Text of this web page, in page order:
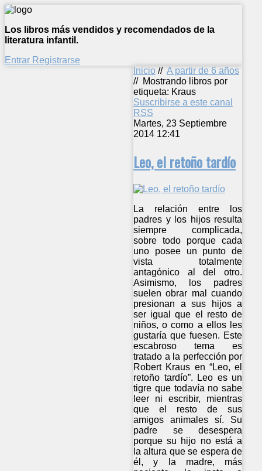
Los libros más vendidos y recomendados de la
literatura infantil.
Entrar Registrarse
Inicio // A partir de 6 años
// Mostrando libros por
etiqueta: Kraus
Suscribirse a este canal
RSS
Martes, 23 Septiembre
2014 12:41
Leo, el retoño tardío
La relación entre los
padres y los hijos resulta
siempre complicada,
sobre todo porque cada
uno posee un punto de
vista totalmente
antagónico al del otro.
Asimismo, los padres
suelen obrar mal cuando
presionan a sus hijos a
ser igual que el resto de
niños, o como a ellos les
gustaría que fuesen. Este
escabroso tema es
tratado a la perfección por
Robert Kraus en “Leo, el
retoño tardío”. Leo es un
tigre que todavía no sabe
leer ni escribir, mientras
que el resto de sus
amigos animales sí. Su
padre se desespera
porque su hijo no está a
la altura que se espera de
él, y la madre, más